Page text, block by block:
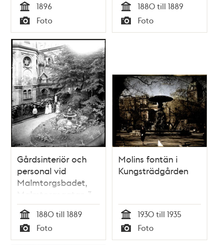
Tid
1896
Typ
Foto Tid
1880 till 1889
Typ
Foto
Gårdsinteriör och
personal vid
Malmtorgsbadet,
Malmtorgsgatan 3
Tid
1880 till 1889
Typ
Foto
Molins fontän i
Kungsträdgården
Tid
1930 till 1935
Typ
Foto